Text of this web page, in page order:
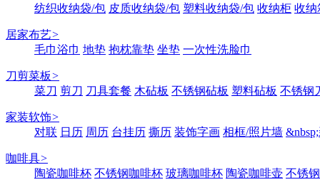
纺织收纳袋/包 皮质收纳袋/包 塑料收纳袋/包 收纳柜 收纳
居家布艺>
毛巾浴巾 地垫 抱枕靠垫 坐垫 一次性洗脸巾
刀剪菜板>
菜刀 剪刀 刀具套餐 木砧板 不锈钢砧板 塑料砧板 不锈钢
家装软饰>
对联 日历 周历 台挂历 撕历 装饰字画 相框/照片墙
咖啡具>
陶瓷咖啡杯 不锈钢咖啡杯 玻璃咖啡杯 陶瓷咖啡壶 不锈